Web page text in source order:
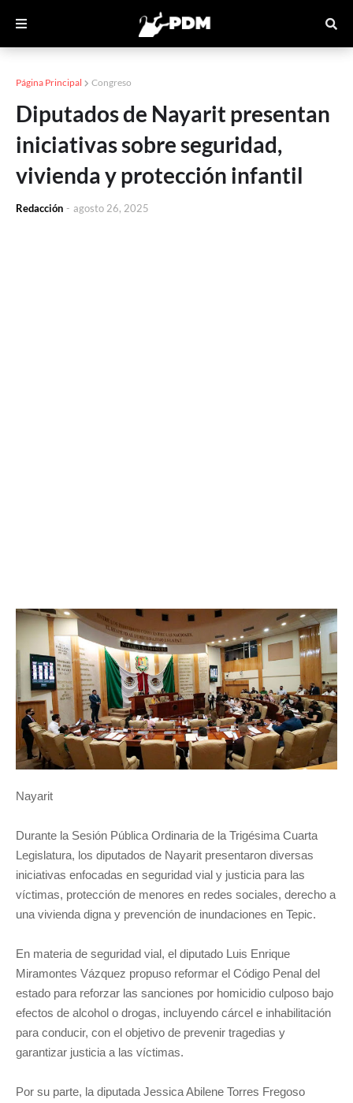
Página Principal Congreso
Diputados de Nayarit presentan
iniciativas sobre seguridad,
vivienda y protección infantil
Redacción - agosto 26, 2025
Nayarit
Durante la Sesión Pública Ordinaria de la Trigésima Cuarta
Legislatura, los diputados de Nayarit presentaron diversas
iniciativas enfocadas en seguridad vial y justicia para las
víctimas, protección de menores en redes sociales, derecho a
una vivienda digna y prevención de inundaciones en Tepic.
En materia de seguridad vial, el diputado Luis Enrique
Miramontes Vázquez propuso reformar el Código Penal del
estado para reforzar las sanciones por homicidio culposo bajo
efectos de alcohol o drogas, incluyendo cárcel e inhabilitación
para conducir, con el objetivo de prevenir tragedias y
garantizar justicia a las víctimas.
Por su parte, la diputada Jessica Abilene Torres Fregoso